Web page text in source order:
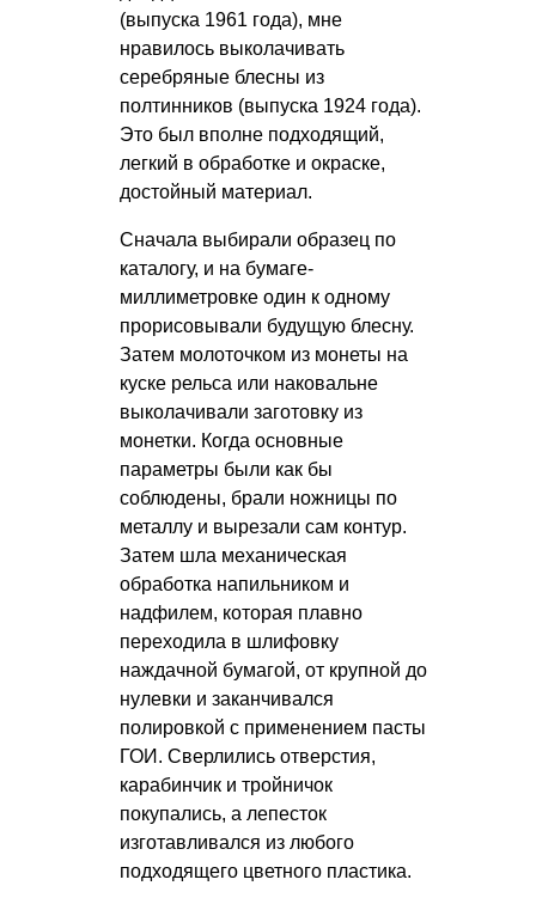
(выпуска 1961 года), мне
нравилось выколачивать
серебряные блесны из
полтинников (выпуска 1924 года).
Это был вполне подходящий,
легкий в обработке и окраске,
достойный материал.
Сначала выбирали образец по
каталогу, и на бумаге-
миллиметровке один к одному
прорисовывали будущую блесну.
Затем молоточком из монеты на
куске рельса или наковальне
выколачивали заготовку из
монетки. Когда основные
параметры были как бы
соблюдены, брали ножницы по
металлу и вырезали сам контур.
Затем шла механическая
обработка напильником и
надфилем, которая плавно
переходила в шлифовку
наждачной бумагой, от крупной до
нулевки и заканчивался
полировкой с применением пасты
ГОИ. Сверлились отверстия,
карабинчик и тройничок
покупались, а лепесток
изготавливался из любого
подходящего цветного пластика.